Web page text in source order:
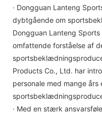
· Dongguan Lanteng
dybtgående om
Dongguan Lanteng
omfattende forståelse af
Products Co., Ltd. har
personale med mange
· Med en stærk